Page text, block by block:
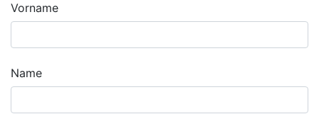
Vorname
Name